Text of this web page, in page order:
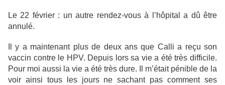
Le 22 février : un autre rendez-vous à l’hôpital a dû être
annulé.
Il y a maintenant plus de deux ans que Calli a reçu son
vaccin contre le HPV. Depuis lors sa vie a été très difficile.
Pour moi aussi la vie a été très dure. Il m’était pénible de la
voir ainsi tous les jours ne sachant pas comment ses